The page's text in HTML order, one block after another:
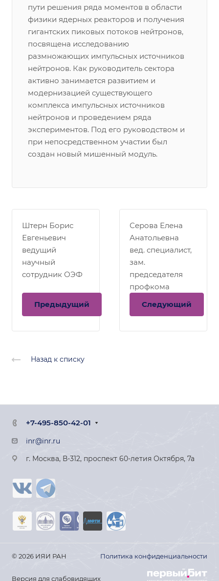
пути решения ряда моментов в области
физики ядерных реакторов и получения
гигантских пиковых потоков нейтронов,
посвящена исследованию
размножающих импульсных источников
нейтронов. Как руководитель сектора
активно занимается развитием и
модернизацией существующего
комплекса импульсных источников
нейтронов и проведением ряда
экспериментов. Под его руководством и
при непосредственном участии был
создан новый мишенный модуль.
Штерн Борис
Евгеньевич
ведущий
научный
сотрудник ОЭФ
Предыдущий
Серова Елена
Анатольевна
вед. специалист,
зам.
председателя
профкома
Следующий
Назад к списку
+7-495-850-42-01
inr@inr.ru
г. Москва, В-312, проспект 60-летия Октября, 7а
© 2026 ИЯИ РАН Политика конфиденциальности
Версия для слабовидящих